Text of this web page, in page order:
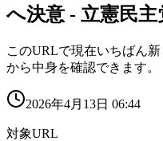
へ決意 - 立憲民主
このURLで現在いちばん
から中身を確認できます。
2026年4月13日 06:44
対象URL